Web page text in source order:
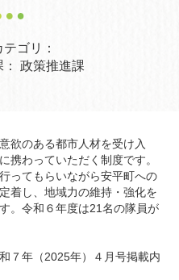
テゴリ：
政策推進課
欲のある都市人材を受け入
携わっていただく制度です。
ってもらいながら安平町への
着し、地域力の維持・強化を
。令和６年度は21名の隊員が
７年（2025年）４月号掲載内